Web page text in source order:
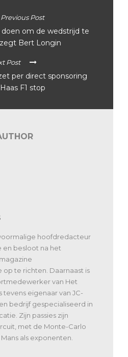
Previous Post
doen om de wedstrijd te
Bert Longin
Post
per direct sponsoring
F1 stop
hoofdredacteur
en besloot na het
te richten. Daarnaast is
van Het
tevens eigenaar van JC-
bedrijf gespecialiseerd in
Zijn passies zijn
met de Monte-Carlo
als exponenten.